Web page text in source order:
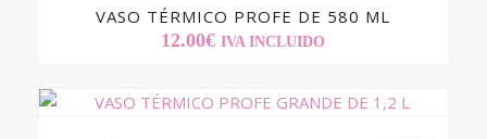
VASO TÉRMICO PROFE DE 580 ML
12.00€ IVA INCLUIDO